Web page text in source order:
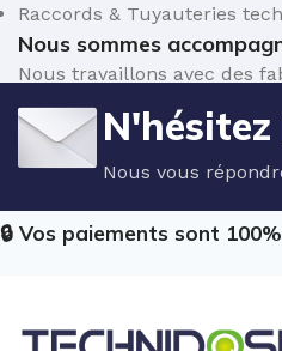
Raccords & Tuyauteries
Nous sommes
Nous travaillons avec des
de dosage et de mesure
Nous vous
🔒 Vos paiements sont